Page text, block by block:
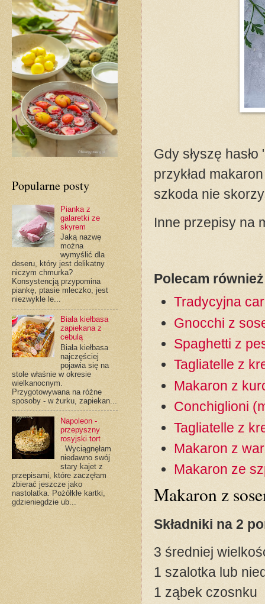
Gdy słyszę
przykład
szkoda nie
Inne przepisy na
Polecam
Tradycyjna
Gnocchi z
Spaghetti z
Tagliatelle z
Makaron z
Conchiglioni
Tagliatelle z
Makaron z
Makaron ze
Makaron z
Składniki na 2
3 średniej
1 szalotka lub
1 ząbek czosnku
Popularne posty
Pianka z
galaretki ze
skyrem
Jaką nazwę
można
wymyślić dla
deseru, który jest delikatny
niczym chmurka?
Konsystencją przypomina
piankę, ptasie mleczko, jest
niezwykle le...
Biała kiełbasa
zapiekana z
cebulą
Biała kiełbasa
najczęściej
pojawia się na
stole właśnie w okresie
wielkanocnym.
Przygotowywana na różne
sposoby - w żurku, zapiekan...
Napoleon -
przepyszny
rosyjski tort
Wyciągnęłam
niedawno swój
stary kajet z
przepisami, które zaczęłam
zbierać jeszcze jako
nastolatka. Pożółkłe kartki,
gdzieniegdzie ub...